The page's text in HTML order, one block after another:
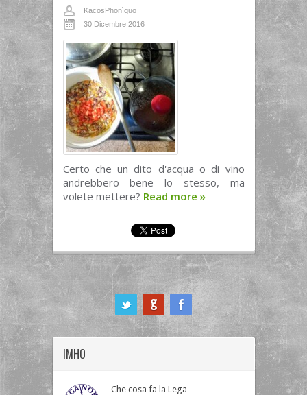
KacosPhonìquo
30 Dicembre 2016
Certo che un dito d'acqua o di vino
andrebbero bene lo stesso, ma
volete mettere? Read more »
IMHO
Che cosa fa la Lega